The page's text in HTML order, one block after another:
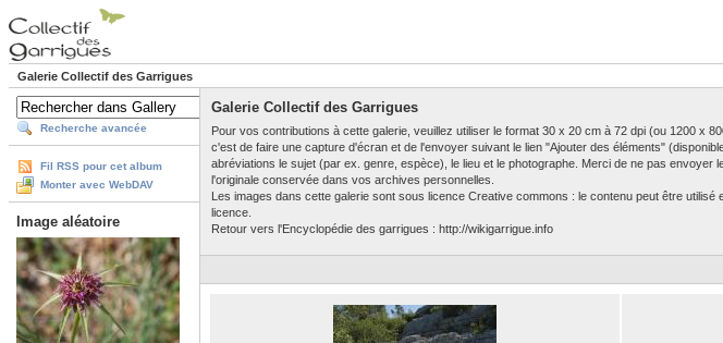
Galerie Collectif des Garrigues
Recherche avancée
Fil RSS pour cet album
Monter avec WebDAV
Image aléatoire
Galerie Collectif des Garrigues
Pour vos contributions à cette galerie, veuillez utiliser le format 30 x 20 cm à 72 dpi (ou 1200 x
c'est de faire une capture d'écran et de l'envoyer suivant le lien "Ajouter des éléments"
abréviations le sujet (par ex. genre, espèce), le lieu et le photographe. Merci de ne pas envoyer
l'originale conservée dans vos archives personnelles.
Les images dans cette galerie sont sous licence Creative commons : le contenu peut être
licence.
Retour vers l'Encyclopédie des garrigues : http://wikigarrigue.info